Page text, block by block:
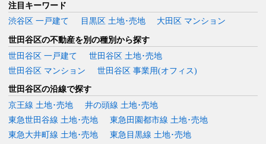
注目キーワード
渋谷区 一戸建て
目黒区 土地･売地 大田区 マンション
世田谷区の不動産を別の種別から探す
世田谷区 一戸建て
世田谷区 土地･売地
世田谷区 マンション
世田谷区 事業用(オフィス)
世田谷区の沿線で探す
京王線 土地･売地
井の頭線 土地･売地
東急世田谷線 土地･売地
東急田園都市線 土地･売地
東急大井町線 土地･売地
東急目黒線 土地･売地